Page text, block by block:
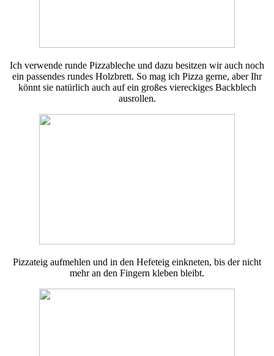
Ich verwende runde Pizzableche und dazu besitzen wir auch noch
ein passendes rundes Holzbrett. So mag ich Pizza gerne, aber Ihr
könnt sie natürlich auch auf ein großes viereckiges Backblech
ausrollen.
Pizzateig aufmehlen und in den Hefeteig einkneten, bis der nicht
mehr an den Fingern kleben bleibt.